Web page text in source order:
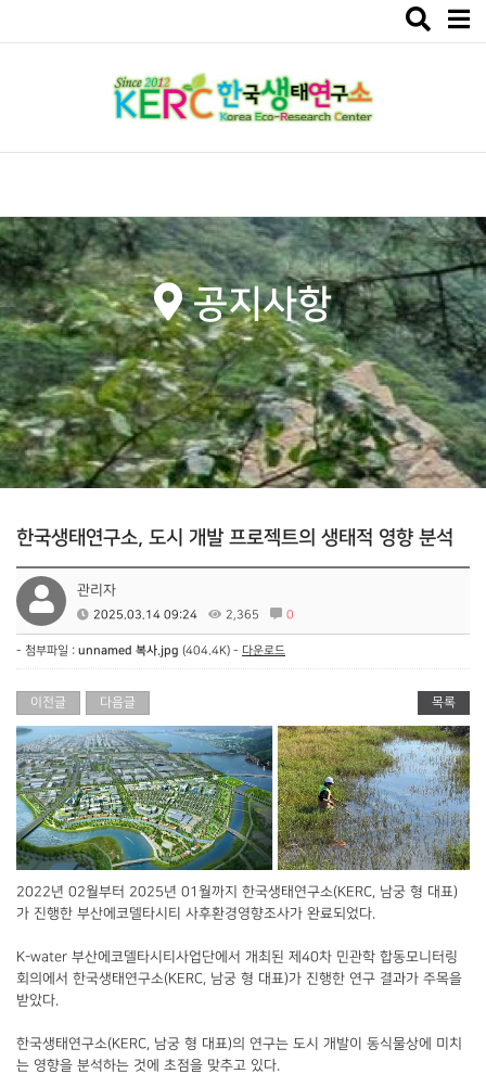
Toggle
공지사항
한국생태연구소, 도시 개발 프로젝트의 생태적 영향 분석
관리자
2025.03.14 09:24 2,365 0
- 첨부파일 : unnamed 복사.jpg (404.4K) - 다운로드
이전글 다음글 목록
2022년 02월부터 2025년 01월까지 한국생태연구소(KERC, 남궁 형 대표)
가 진행한 부산에코델타시티 사후환경영향조사가 완료되었다.
K-water 부산에코델타시티사업단에서 개최된 제40차 민관학 합동모니터링
회의에서 한국생태연구소(KERC, 남궁 형 대표)가 진행한 연구 결과가 주목을
받았다.
한국생태연구소(KERC, 남궁 형 대표)의 연구는 도시 개발이 동식물상에 미치
는 영향을 분석하는 것에 초점을 맞추고 있다.